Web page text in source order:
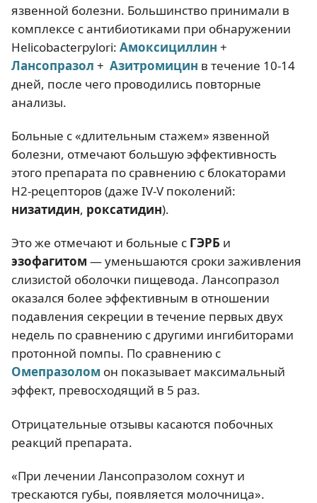
язвенной болезни. Большинство принимали в
комплексе с антибиотиками при обнаружении
Helicobacterpylori: Амоксициллин +
Лансопразол + Азитромицин в течение 10-14
дней, после чего проводились повторные
анализы.
Больные с «длительным стажем» язвенной
болезни, отмечают большую эффективность
этого препарата по сравнению с блокаторами
Н2-рецепторов (даже IV-V поколений:
низатидин, роксатидин).
Это же отмечают и больные с ГЭРБ и
эзофагитом — уменьшаются сроки заживления
слизистой оболочки пищевода. Лансопразол
оказался более эффективным в отношении
подавления секреции в течение первых двух
недель по сравнению с другими ингибиторами
протонной помпы. По сравнению с
Омепразолом он показывает максимальный
эффект, превосходящий в 5 раз.
Отрицательные отзывы касаются побочных
реакций препарата.
«При лечении Лансопразолом сохнут и
трескаются губы, появляется молочница».